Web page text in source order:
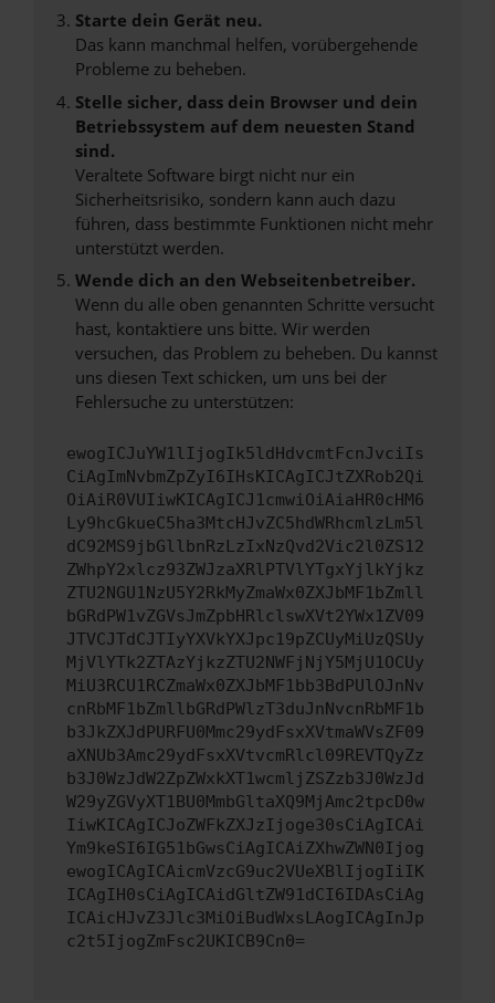
Starte dein Gerät neu.
Das kann manchmal helfen, vorübergehende
Probleme zu beheben.
Stelle sicher, dass dein Browser und dein
Betriebssystem auf dem neuesten Stand
sind.
Veraltete Software birgt nicht nur ein
Sicherheitsrisiko, sondern kann auch dazu
führen, dass bestimmte Funktionen nicht mehr
unterstützt werden.
Wende dich an den Webseitenbetreiber.
Wenn du alle oben genannten Schritte versucht
hast, kontaktiere uns bitte. Wir werden
versuchen, das Problem zu beheben. Du kannst
uns diesen Text schicken, um uns bei der
Fehlersuche zu unterstützen:
ewogICJuYW1lIjogIk5ldHdvcmtFcnJvciIs
CiAgImNvbmZpZyI6IHsKICAgICJtZXRob2Qi
OiAiR0VUIiwKICAgICJ1cmwiOiAiaHR0cHM6
Ly9hcGkueC5ha3MtcHJvZC5hdWRhcmlzLm5l
dC92MS9jbGllbnRzLzIxNzQvd2Vic2l0ZS12
ZWhpY2xlcz93ZWJzaXRlPTVlYTgxYjlkYjkz
ZTU2NGU1NzU5Y2RkMyZmaWx0ZXJbMF1bZmll
bGRdPW1vZGVsJmZpbHRlclswXVt2YWx1ZV09
JTVCJTdCJTIyYXVkYXJpc19pZCUyMiUzQSUy
MjVlYTk2ZTAzYjkzZTU2NWFjNjY5MjU1OCUy
MiU3RCU1RCZmaWx0ZXJbMF1bb3BdPUlOJnNv
cnRbMF1bZmllbGRdPWlzT3duJnNvcnRbMF1b
b3JkZXJdPURFU0Mmc29ydFsxXVtmaWVsZF09
aXNUb3Amc29ydFsxXVtvcmRlcl09REVTQyZz
b3J0WzJdW2ZpZWxkXT1wcmljZSZzb3J0WzJd
W29yZGVyXT1BU0MmbGltaXQ9MjAmc2tpcD0w
IiwKICAgICJoZWFkZXJzIjoge30sCiAgICAi
Ym9keSI6IG51bGwsCiAgICAiZXhwZWN0Ijog
ewogICAgICAicmVzcG9uc2VUeXBlIjogIiIK
ICAgIH0sCiAgICAidGltZW91dCI6IDAsCiAg
ICAicHJvZ3Jlc3MiOiBudWxsLAogICAgInJp
c2t5IjogZmFsc2UKICB9Cn0=